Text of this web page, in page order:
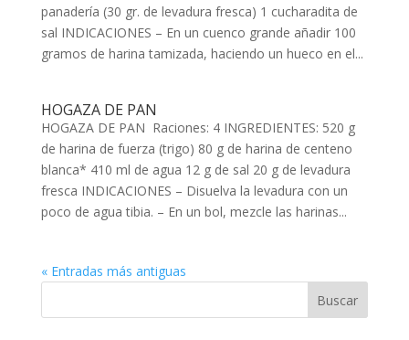
panadería (30 gr. de levadura fresca) 1 cucharadita de
sal INDICACIONES – En un cuenco grande añadir 100
gramos de harina tamizada, haciendo un hueco en el...
HOGAZA DE PAN
HOGAZA DE PAN Raciones: 4 INGREDIENTES: 520 g
de harina de fuerza (trigo) 80 g de harina de centeno
blanca* 410 ml de agua 12 g de sal 20 g de levadura
fresca INDICACIONES – Disuelva la levadura con un
poco de agua tibia. – En un bol, mezcle las harinas...
« Entradas más antiguas
Buscar